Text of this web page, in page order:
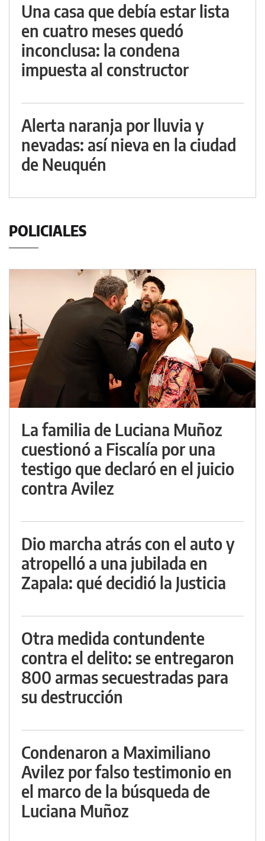
Una casa que debía estar lista
en cuatro meses quedó
inconclusa: la condena
impuesta al constructor
Alerta naranja por lluvia y
nevadas: así nieva en la ciudad
de Neuquén
POLICIALES
La familia de Luciana Muñoz
cuestionó a Fiscalía por una
testigo que declaró en el juicio
contra Avilez
Dio marcha atrás con el auto y
atropelló a una jubilada en
Zapala: qué decidió la Justicia
Otra medida contundente
contra el delito: se entregaron
800 armas secuestradas para
su destrucción
Condenaron a Maximiliano
Avilez por falso testimonio en
el marco de la búsqueda de
Luciana Muñoz